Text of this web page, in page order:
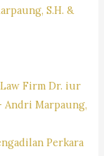
S.H. &
Firm Dr. iur
Andri Marpaung,
Perkara